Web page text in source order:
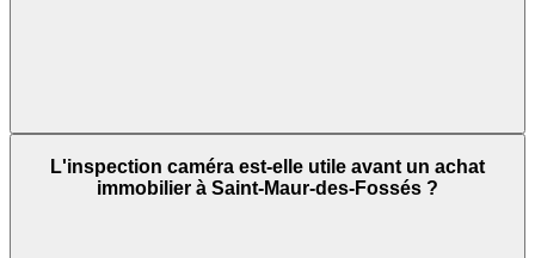
L'inspection caméra est-elle utile avant un achat
immobilier à Saint-Maur-des-Fossés ?